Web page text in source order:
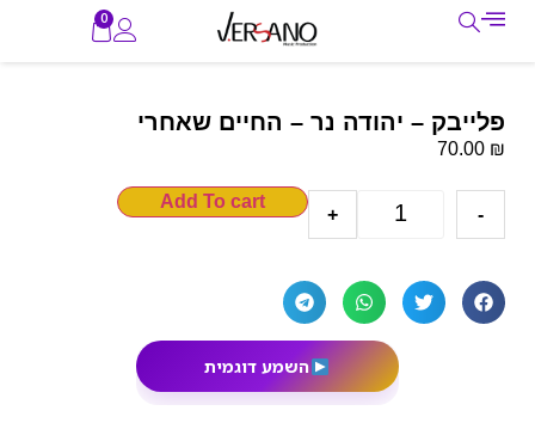
0
פלייבק – יהודה נר – החיים שאחרי
70.00 ₪
-
+
Add To cart
השמע דוגמית